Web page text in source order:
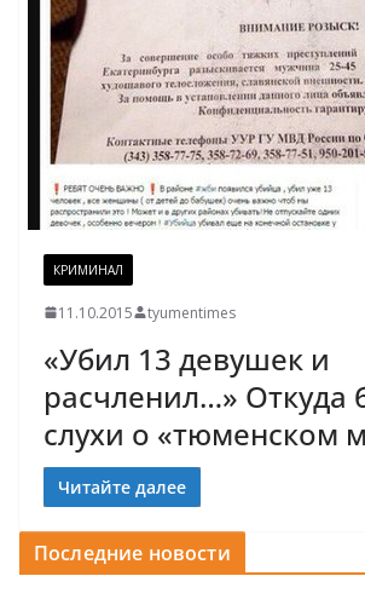
КРИМИНАЛ
11.10.2015 tyumentimes
«Убил 13 девушек и
расчленил…» Откуда
слухи о «тюменском
Читайте далее
Последние новости